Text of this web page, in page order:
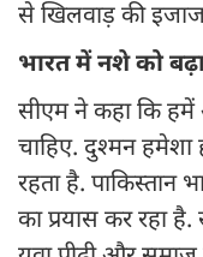
से खिलवाड़ की
भारत में नशे को
सीएम ने कहा कि हमें
चाहिए. दुश्मन हमेशा
रहता है. पाकिस्तान
का प्रयास कर रहा